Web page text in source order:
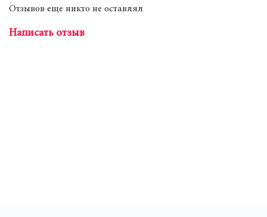
Отзывов еще никто не оставлял
Написать отзыв